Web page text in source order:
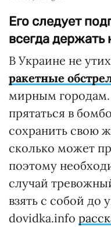
Его следует
всегда держать
В Украине не
ракетные
мирным
прятаться в
сохранить свою
сколько может
поэтому
случай
взять с собой до
dovidka.info